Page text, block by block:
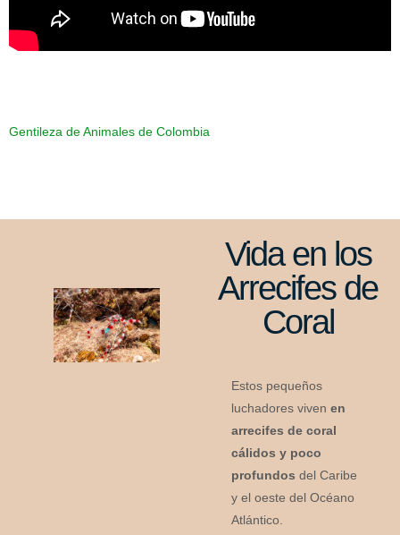
Gentileza de Animales de Colombia
Vida en los
Arrecifes de
Coral
Estos pequeños
luchadores vivenen
arrecifes de coral
cálidos y poco
profundos del Caribe
y el oeste del Océano
Atlántico.